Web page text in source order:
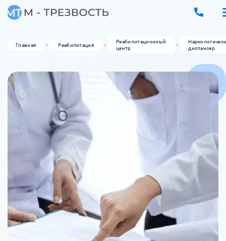
Главная Реабилитация
Реабилитационный
центр
диспансер